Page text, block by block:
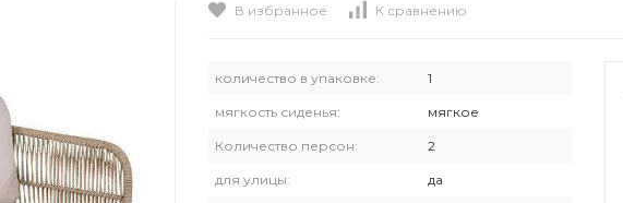
В избранное К сравнению
количество в упаковке: 1
мягкость сиденья: мягкое
Количество персон: 2
для улицы: да